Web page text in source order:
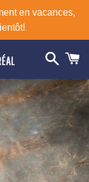
en vacances,